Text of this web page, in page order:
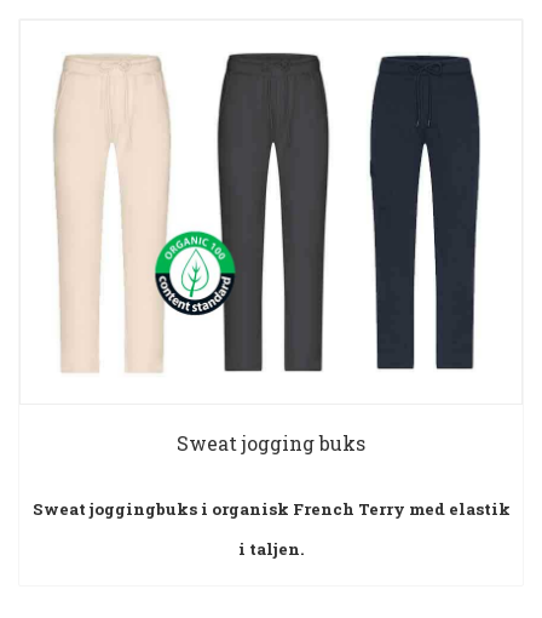
Sweat jogging buks
Sweat joggingbuks i organisk French Terry med elastik
i taljen.